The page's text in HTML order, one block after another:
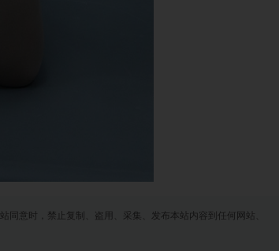
意时，禁止复制、盗用、采集、发布本站内容到任何网站、